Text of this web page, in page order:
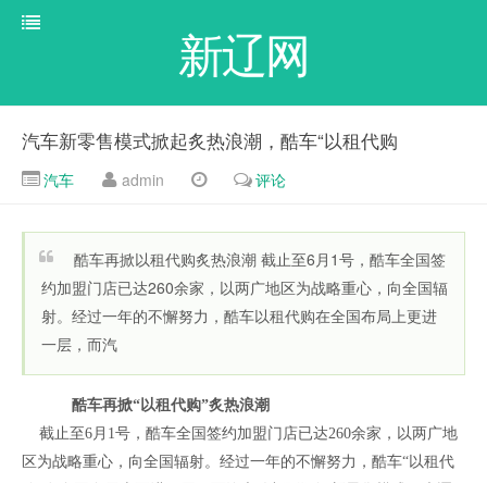
新辽网
汽车新零售模式掀起炙热浪潮，酷车“以租代购
汽车 admin 评论
酷车再掀以租代购炙热浪潮 截止至6月1号，酷车全国签
约加盟门店已达260余家，以两广地区为战略重心，向全国辐
射。经过一年的不懈努力，酷车以租代购在全国布局上更进
一层，而汽
酷车再掀“以租代购”炙热浪潮
截止至6月1号，酷车全国签约加盟门店已达260余家，以两广地
区为战略重心，向全国辐射。经过一年的不懈努力，酷车“以租代